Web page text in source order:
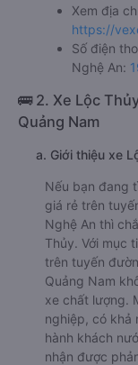
Xem địa
https://
Số điện
Nghệ An:
🚌 2. Xe Lộc
Quảng Nam
a. Giới thiệu xe
Nếu bạn đang
giá rẻ trên
Nghệ An thì
Thủy. Với mục
trên tuyến
Quảng Nam
xe chất lượng.
nghiệp, có khả
hành khách
nhận được